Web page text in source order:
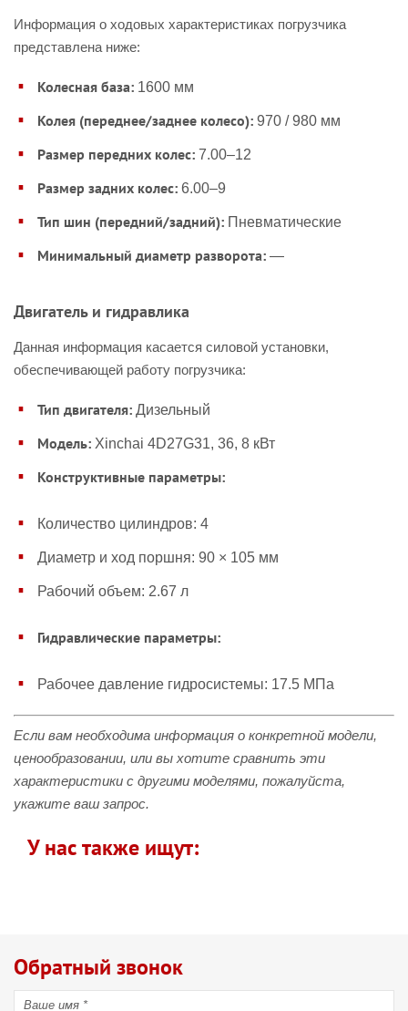
Информация о ходовых характеристиках погрузчика
представлена ниже:
Колесная база: 1600 мм
Колея (переднее/заднее колесо): 970 / 980 мм
Размер передних колес: 7.00–12
Размер задних колес: 6.00–9
Тип шин (передний/задний): Пневматические
Минимальный диаметр разворота: —
Двигатель и гидравлика
Данная информация касается силовой установки,
обеспечивающей работу погрузчика:
Тип двигателя: Дизельный
Модель: Xinchai 4D27G31, 36, 8 кВт
Конструктивные параметры:
Количество цилиндров: 4
Диаметр и ход поршня: 90 × 105 мм
Рабочий объем: 2.67 л
Гидравлические параметры:
Рабочее давление гидросистемы: 17.5 МПа
Если вам необходима информация о конкретной модели,
ценообразовании, или вы хотите сравнить эти
характеристики с другими моделями, пожалуйста,
укажите ваш запрос.
У нас также ищут:
Обратный звонок